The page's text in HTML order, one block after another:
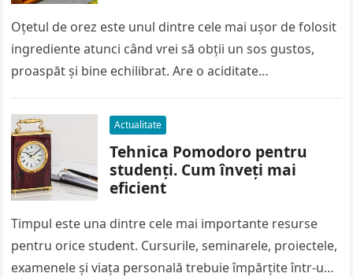
Oțetul de orez este unul dintre cele mai ușor de folosit
ingrediente atunci când vrei să obții un sos gustos,
proaspăt și bine echilibrat. Are o aciditate…
Actualitate
Tehnica Pomodoro pentru
studenți. Cum înveți mai
eficient
Timpul este una dintre cele mai importante resurse
pentru orice student. Cursurile, seminarele, proiectele,
examenele și viața personală trebuie împărțite într-un